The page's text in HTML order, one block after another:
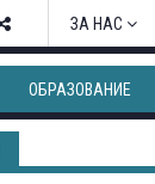
ЗА НАС
ОБРАЗОВАНИЕ